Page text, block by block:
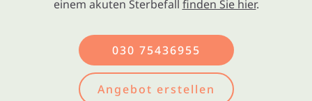
einem akuten Sterbefall finden Sie hier.
030 75436955
Angebot erstellen